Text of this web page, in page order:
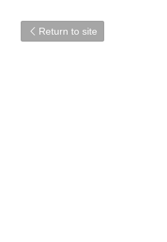
Return to site